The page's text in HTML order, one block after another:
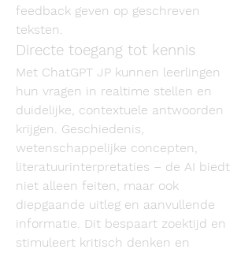
feedback geven op geschreven
teksten.
Directe toegang tot kennis
Met ChatGPT JP kunnen leerlingen
hun vragen in realtime stellen en
duidelijke, contextuele antwoorden
krijgen. Geschiedenis,
wetenschappelijke concepten,
literatuurinterpretaties – de AI biedt
niet alleen feiten, maar ook
diepgaande uitleg en aanvullende
informatie. Dit bespaart zoektijd en
stimuleert kritisch denken en